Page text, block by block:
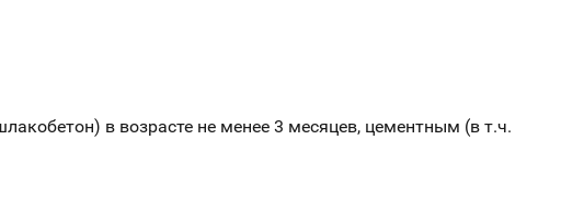
в возрасте не менее 3 месяцев, цементным (в т.ч.